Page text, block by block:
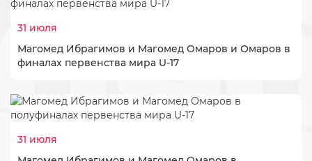
31 июля
Магомед Ибрагимов и Магомед Омаров и Омаров в
финалах первенства мира U-17
31 июля